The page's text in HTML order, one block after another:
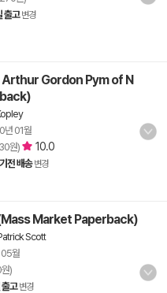
출고 변경
Gordon Pym of N
년 01월
원) 10.0
전 배송 변경
Market Paperback)
Scott
월
)
고 변경